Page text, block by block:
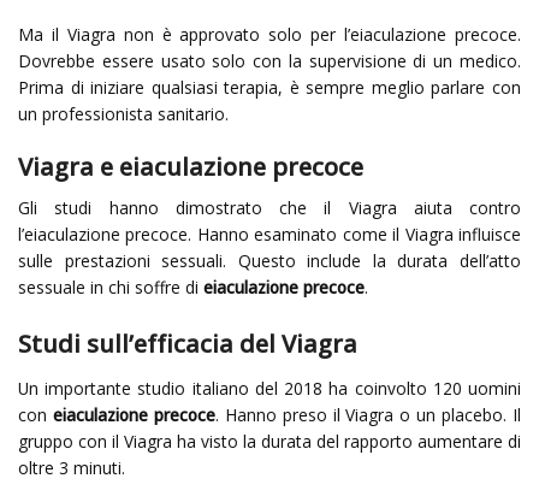
Ma il Viagra non è approvato solo per l’eiaculazione precoce.
Dovrebbe essere usato solo con la supervisione di un medico.
Prima di iniziare qualsiasi terapia, è sempre meglio parlare con
un professionista sanitario.
Viagra e eiaculazione precoce
Gli studi hanno dimostrato che il Viagra aiuta contro
l’eiaculazione precoce. Hanno esaminato come il Viagra influisce
sulle prestazioni sessuali. Questo include la durata dell’atto
sessuale in chi soffre di eiaculazione precoce.
Studi sull’efficacia del Viagra
Un importante studio italiano del 2018 ha coinvolto 120 uomini
con eiaculazione precoce. Hanno preso il Viagra o un placebo. Il
gruppo con il Viagra ha visto la durata del rapporto aumentare di
oltre 3 minuti.